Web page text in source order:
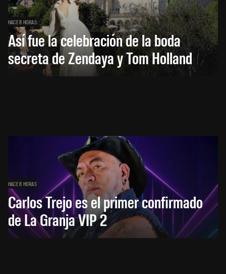
HACE 8 HORAS
Así fue la celebración de la boda
secreta de Zendaya y Tom Holland
HACE 8 HORAS
Carlos Trejo es el primer confirmado
de La Granja VIP 2